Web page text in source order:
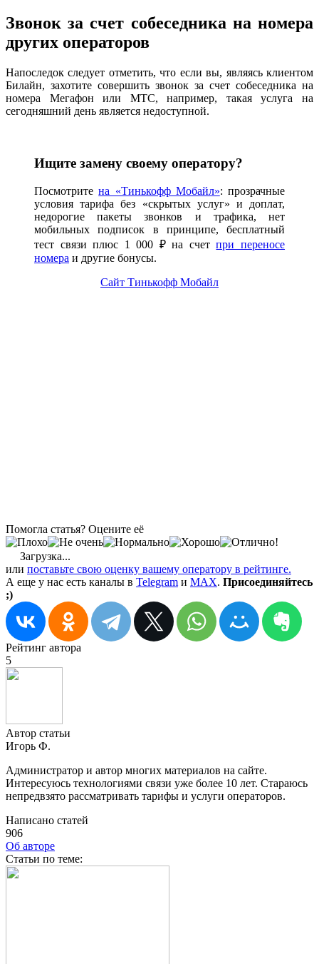
Звонок за счет собеседника на номера
других операторов
Напоследок следует отметить, что если вы, являясь клиентом
Билайн, захотите совершить звонок за счет собеседника на
номера Мегафон или МТС, например, такая услуга на
сегодняшний день является недоступной.
Ищите замену своему оператору?
Посмотритена «Тинькофф Мобайл»: прозрачные
условия тарифа без «скрытых услуг» и доплат,
недорогие пакеты звонков и трафика, нет
мобильных подписок в принципе, бесплатный
тест связи плюс 1 000 ₽ на счетпри переносе
номера и другие бонусы.
Сайт Тинькофф Мобайл
Помогла статья? Оцените её
Загрузка...
или поставьте свою оценку вашему оператору в рейтинге.
А еще у нас есть каналы в Telegram и MAX. Присоединяйтесь
;)
Рейтинг автора
5
Автор статьи
Игорь Ф.
Администратор и автор многих материалов на сайте.
Интересуюсь технологиями связи уже более 10 лет. Стараюсь
непредвзято рассматривать тарифы и услуги операторов.
Написано статей
906
Об авторе
Cтатьи по теме: